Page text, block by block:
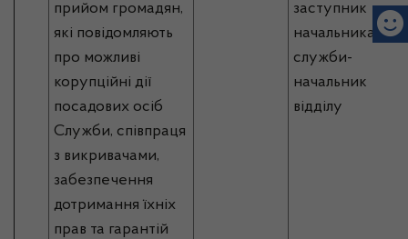
прийом громадян,
які повідомляють
про можливі
корупційні дії
посадових осіб
Служби, співпраця
з викривачами,
забезпечення
дотримання їхніх
прав та гарантій
заступник
начальника
служби-
начальник
відділу